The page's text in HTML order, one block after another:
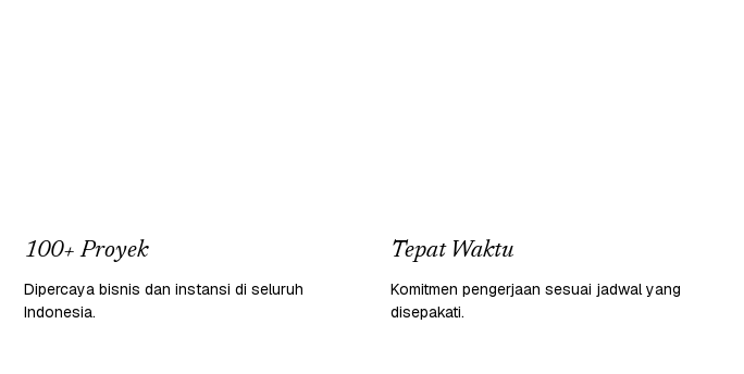
100+ Proyek
Dipercaya bisnis dan instansi di seluruh
Indonesia.
Tepat Waktu
Komitmen pengerjaan sesuai jadwal yang
disepakati.